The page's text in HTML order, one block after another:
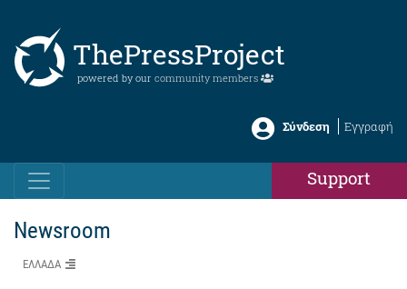
ThePressProject
powered by our community members
Σύνδεση Εγγραφή
Support
Newsroom
ΕΛΛΑΔΑ